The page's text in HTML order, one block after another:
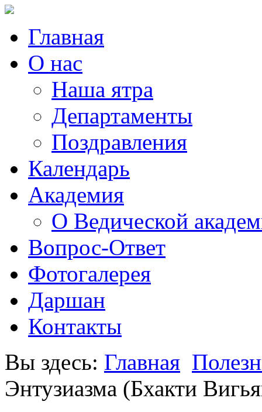
Главная
О нас
Наша ятра
Департаменты
Поздравления
Календарь
Академия
О Ведической
Вопрос-Ответ
Фотогалерея
Даршан
Контакты
Вы здесь: Главная
Энтузиазма (Бхакти